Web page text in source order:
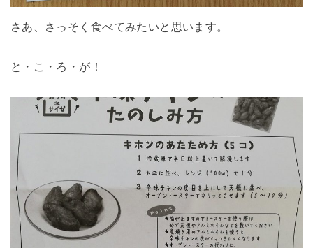
さあ、さっそく食べてみたいと思います。
と・こ・ろ・が！